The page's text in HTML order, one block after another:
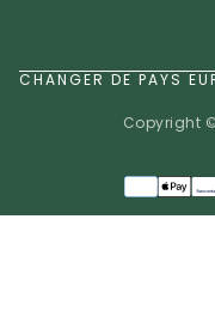
CHANGER DE PAYS
Copyright